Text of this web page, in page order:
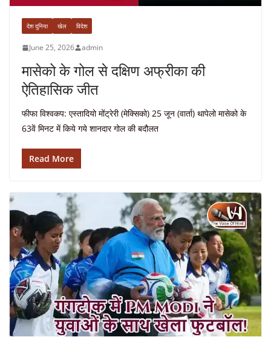
देश दुनिया खेल विदेश
June 25, 2026 admin
मासेको के गोल से दक्षिण अफ्रीका की
ऐतिहासिक जीत
फीफा विश्वकप: एस्तादियो मोंट्रेरी (मेक्सिको) 25 जून (वार्ता) थापेलो मासेको के
63वें मिनट में किये गये शानदार गोल की बदौलत
Read More